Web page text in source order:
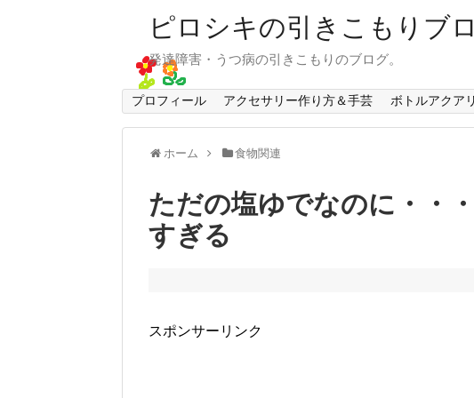
ピロシキの引きこもりブ
発達障害・うつ病の引きこもりのブログ。
プロフィール アクセサリー作り方＆手芸 ボトルアクア
ホーム 食物関連
ただの塩ゆでなのに・・
すぎる
スポンサーリンク